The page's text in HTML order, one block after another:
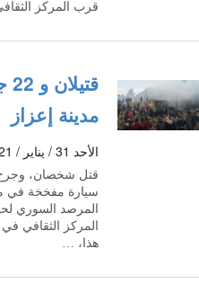
قرب المركز
مدينة إعزاز
الأحد 31 / يناير / 2021
سيارة مفخخة في
المرصد السوري
المركز الثقافي في
هذا، …